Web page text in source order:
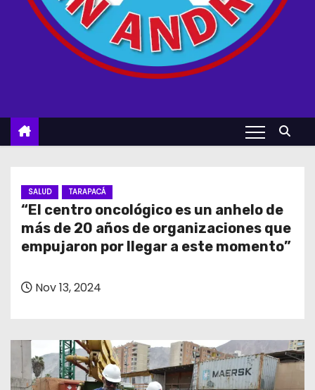
SALUD TARAPACÁ
“El centro oncológico es un anhelo de
más de 20 años de organizaciones que
empujaron por llegar a este momento”
Nov 13, 2024